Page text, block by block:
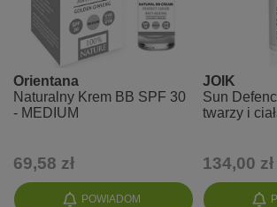
POWIADOM
Orientana
Naturalny Krem BB SPF 30
- MEDIUM
69,58 zł
JOIK
Sun
twarzy i
134,00 zł